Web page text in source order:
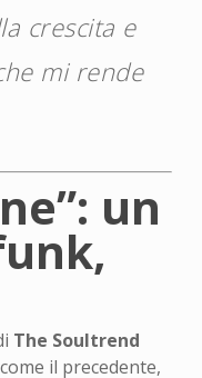
crescita e
mi rende
un
The Soultrend
il precedente,